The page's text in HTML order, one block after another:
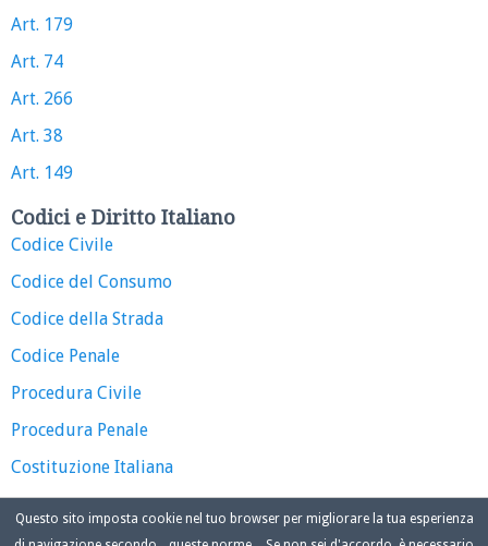
Art. 179
Art. 74
Art. 266
Art. 38
Art. 149
Codici e Diritto Italiano
Codice Civile
Codice del Consumo
Codice della Strada
Codice Penale
Procedura Civile
Procedura Penale
Costituzione Italiana
Questo sito imposta cookie nel tuo browser per migliorare la tua esperienza